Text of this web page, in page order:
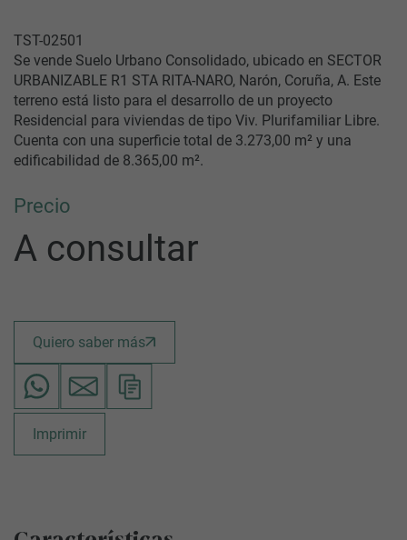
TST-02501
Se vende Suelo Urbano Consolidado, ubicado en SECTOR
URBANIZABLE R1 STA RITA-NARO, Narón, Coruña, A. Este
terreno está listo para el desarrollo de un proyecto
Residencial para viviendas de tipo Viv. Plurifamiliar Libre.
Cuenta con una superficie total de 3.273,00 m² y una
edificabilidad de 8.365,00 m².
Precio
A consultar
Quiero saber más
Imprimir